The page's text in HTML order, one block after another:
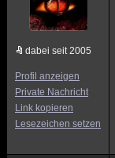
dabei seit 2005
Profil anzeigen
Private Nachricht
Link kopieren
Lesezeichen setzen